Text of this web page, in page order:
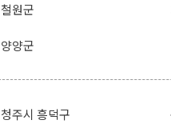
철원군
양양군
청주시 흥덕구